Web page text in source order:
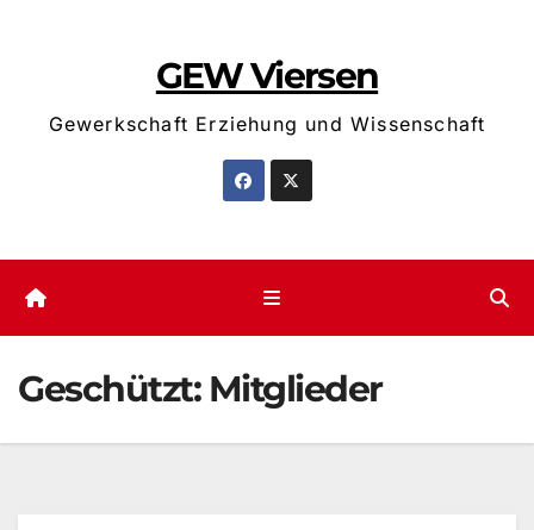
GEW Viersen
Gewerkschaft Erziehung und Wissenschaft
Geschützt: Mitglieder